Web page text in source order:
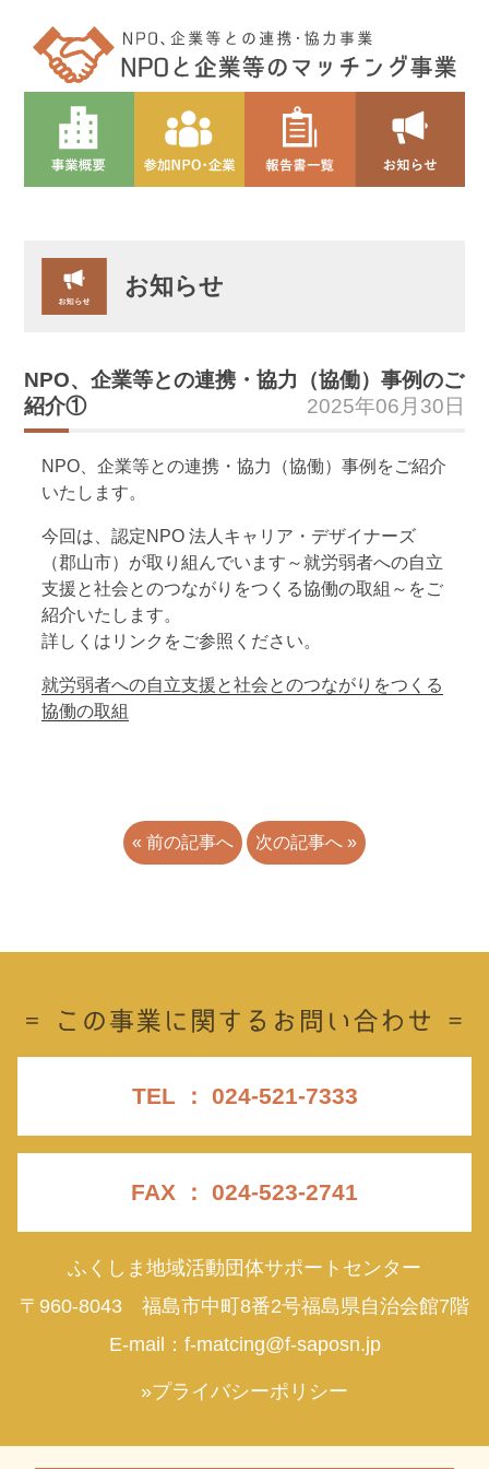
お知らせ
NPO、企業等との連携・協力（協働）事例のご
紹介①
2025年06月30日
NPO、企業等との連携・協力（協働）事例をご紹介
いたします。
今回は、認定NPO 法人キャリア・デザイナーズ
（郡山市）が取り組んでいます～就労弱者への自立
支援と社会とのつながりをつくる協働の取組～をご
紹介いたします。
詳しくはリンクをご参照ください。
就労弱者への自立支援と社会とのつながりをつくる
協働の取組
« 前の記事へ 次の記事へ »
TEL ： 024-521-7333
FAX ： 024-523-2741
ふくしま地域活動団体サポートセンター
〒960-8043 福島市中町8番2号福島県自治会館7階
E-mail： f-matcing@f-saposn.jp
»プライバシーポリシー